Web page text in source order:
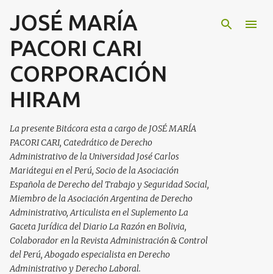
Ir al contenido principal
JOSÉ MARÍA
PACORI CARI
CORPORACIÓN
HIRAM
La presente Bitácora esta a cargo de JOSÉ MARÍA
PACORI CARI, Catedrático de Derecho
Administrativo de la Universidad José Carlos
Mariátegui en el Perú, Socio de la Asociación
Española de Derecho del Trabajo y Seguridad Social,
Miembro de la Asociación Argentina de Derecho
Administrativo, Articulista en el Suplemento La
Gaceta Jurídica del Diario La Razón en Bolivia,
Colaborador en la Revista Administración & Control
del Perú, Abogado especialista en Derecho
Administrativo y Derecho Laboral.